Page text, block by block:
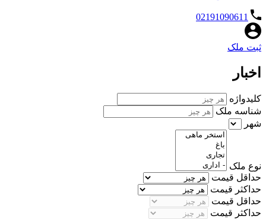
02191090611
ثبت ملک
اخبار
کلیدواژه
شناسه ملک
شهر
نوع ملک
حداقل قیمت
حداکثر قیمت
حداقل قیمت
حداکثر قیمت